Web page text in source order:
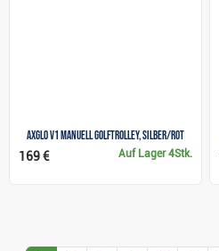
Axglo V1 Manuell Golftrolley, silber/rot
Auf Lager4Stk.
169 €